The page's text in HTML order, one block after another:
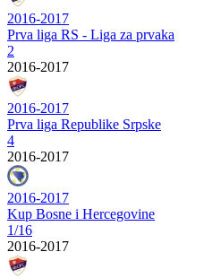
2016-2017
Prva liga RS - Liga za prvaka
2
2016-2017
2016-2017
Prva liga Republike Srpske
4
2016-2017
2016-2017
Kup Bosne i Hercegovine
1/16
2016-2017